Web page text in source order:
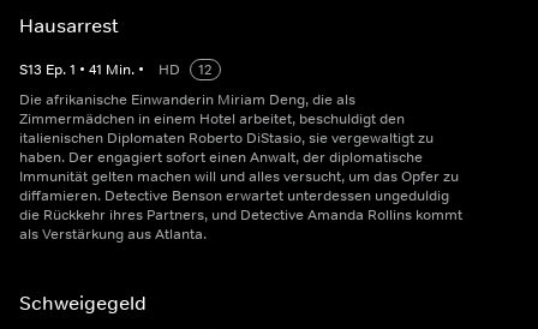
Hausarrest
S13 Ep.1 • 41 Min. • HD
12
Die afrikanische Einwanderin Miriam Deng, die als
Zimmermädchen in einem Hotel arbeitet, beschuldigt den
italienischen Diplomaten Roberto DiStasio, sie vergewaltigt zu
haben. Der engagiert sofort einen Anwalt, der diplomatische
Immunität gelten machen will und alles versucht, um das Opfer zu
diffamieren. Detective Benson erwartet unterdessen ungeduldig
die Rückkehr ihres Partners, und Detective Amanda Rollins kommt
als Verstärkung aus Atlanta.
Schweigegeld